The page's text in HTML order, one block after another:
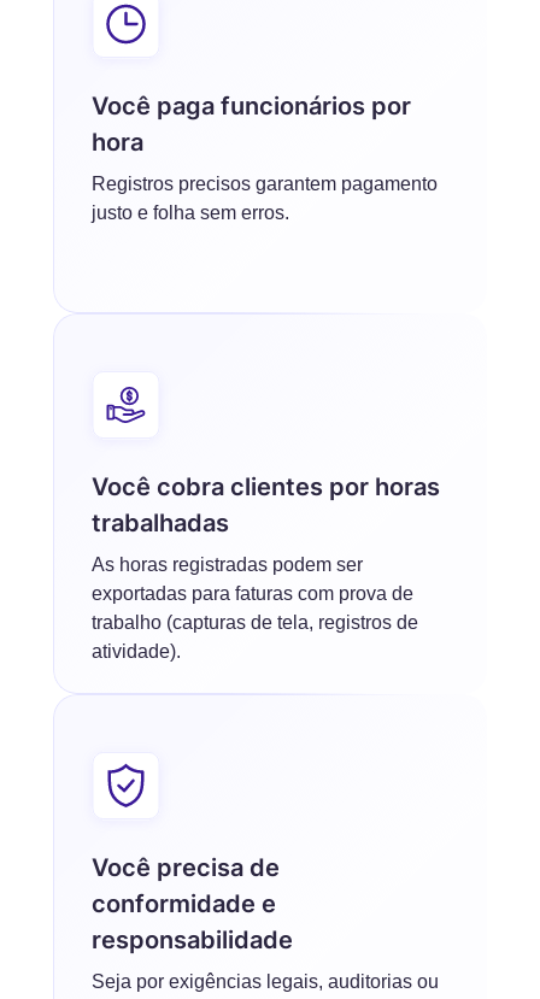
Você paga funcionários por
hora
Registros precisos garantem pagamento
justo e folha sem erros.
Você cobra clientes por horas
trabalhadas
As horas registradas podem ser
exportadas para faturas com prova de
trabalho (capturas de tela, registros de
atividade).
Você precisa de
conformidade e
responsabilidade
Seja por exigências legais, auditorias ou